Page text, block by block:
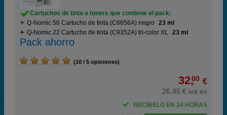
Cartuchos de tinta o toners que contiene el pack:
Q-Nomic 56 Cartucho de tinta (C6656A) negro
23 ml
Q-Nomic 22 Cartucho de tinta (C9352A) tri-color XL 23 ml
Pack ahorro
(10 / 5 opiniones)
32,00 €
26,45 € iva ex
RECÍBELO EN 24 HORAS